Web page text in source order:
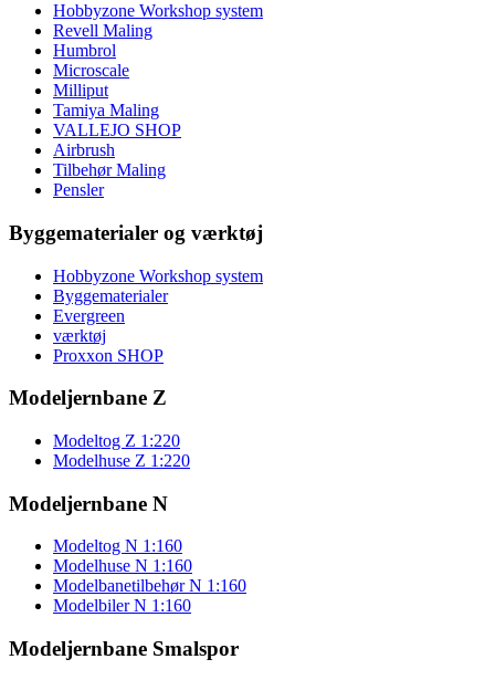
Hobbyzone Workshop system
Revell Maling
Humbrol
Microscale
Milliput
Tamiya Maling
VALLEJO SHOP
Airbrush
Tilbehør Maling
Pensler
Byggematerialer og værktøj
Hobbyzone Workshop system
Byggematerialer
Evergreen
værktøj
Proxxon SHOP
Modeljernbane Z
Modeltog Z 1:220
Modelhuse Z 1:220
Modeljernbane N
Modeltog N 1:160
Modelhuse N 1:160
Modelbanetilbehør N 1:160
Modelbiler N 1:160
Modeljernbane Smalspor